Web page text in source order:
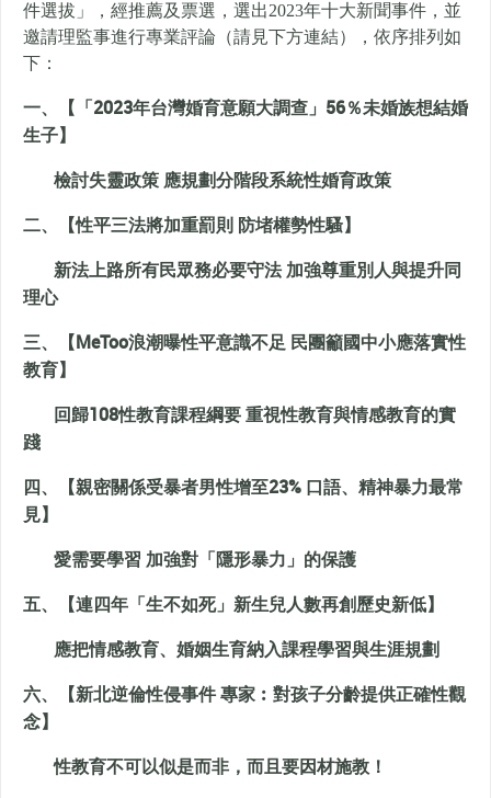
件選拔」，經推薦及票選，選出2023年十大新聞事件，並
邀請理監事進行專業評論（請見下方連結），依序排列如
下：
一、【「2023年台灣婚育意願大調查」56％未婚族想結婚
生子】
檢討失靈政策 應規劃分階段系統性婚育政策
二、【性平三法將加重罰則 防堵權勢性騷】
新法上路所有民眾務必要守法 加強尊重別人與提升同
理心
三、【MeToo浪潮曝性平意識不足 民團籲國中小應落實性
教育】
回歸108性教育課程綱要 重視性教育與情感教育的實
踐
四、【親密關係受暴者男性增至23% 口語、精神暴力最常
見】
愛需要學習 加強對「隱形暴力」的保護
五、【連四年「生不如死」新生兒人數再創歷史新低】
應把情感教育、婚姻生育納入課程學習與生涯規劃
六、【新北逆倫性侵事件 專家︰對孩子分齡提供正確性觀
念】
性教育不可以似是而非，而且要因材施教！